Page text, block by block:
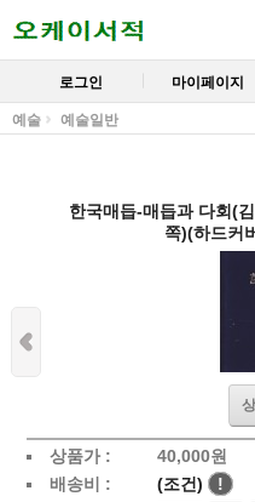
로그인 마이페이지
예술 예술일반
한국매듭-매듭과 다회(
쪽)(하드커
상품가 : 40,000원
배송비 :
(조건)
!